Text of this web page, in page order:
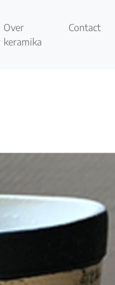
Over
keramika
Contact